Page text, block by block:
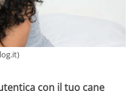
con il tuo cane